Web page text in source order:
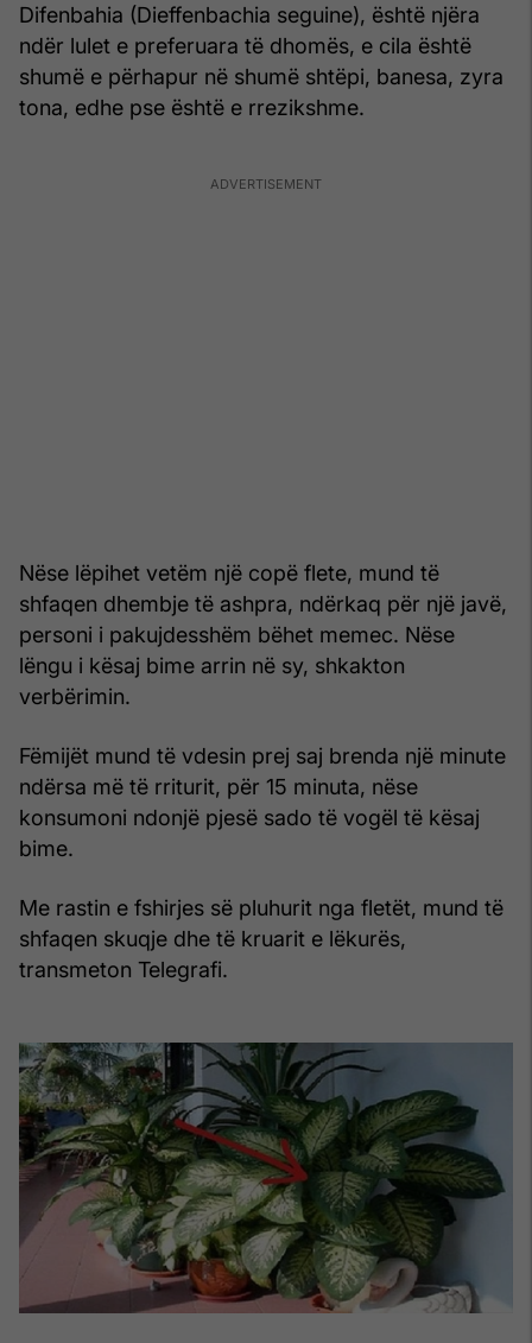
Difenbahia (Dieffenbachia seguine), është njëra
ndër lulet e preferuara të dhomës, e cila është
shumë e përhapur në shumë shtëpi, banesa, zyra
tona, edhe pse është e rrezikshme.
Nëse lëpihet vetëm një copë flete, mund të
shfaqen dhembje të ashpra, ndërkaq për një javë,
personi i pakujdesshëm bëhet memec. Nëse
lëngu i kësaj bime arrin në sy, shkakton
verbërimin.
Fëmijët mund të vdesin prej saj brenda një minute
ndërsa më të rriturit, për 15 minuta, nëse
konsumoni ndonjë pjesë sado të vogël të kësaj
bime.
Me rastin e fshirjes së pluhurit nga fletët, mund të
shfaqen skuqje dhe të kruarit e lëkurës,
transmeton Telegrafi.